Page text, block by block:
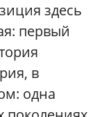
здесь
первый
в
одна